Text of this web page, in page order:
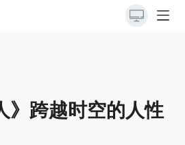
》跨越时空的人性